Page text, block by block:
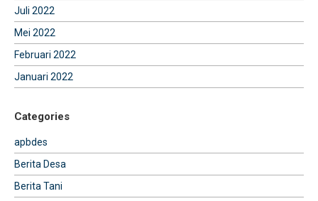
Juli 2022
Mei 2022
Februari 2022
Januari 2022
Categories
apbdes
Berita Desa
Berita Tani